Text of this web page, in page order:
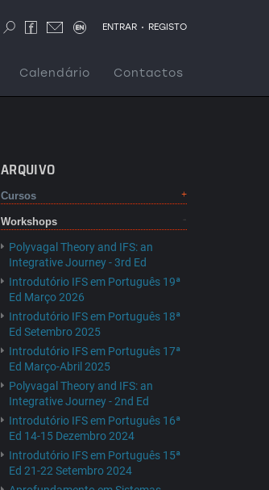
ENTRAR . REGISTO
Calendário Contactos
ARQUIVO
Cursos
Workshops
Polyvagal Theory and IFS: an
Integrative Journey - 3rd Ed
Introdutório IFS em Português 19ª
Ed Março 2026
Introdutório IFS em Português 18ª
Ed Setembro 2025
Introdutório IFS em Português 17ª
Ed Março-Abril 2025
Polyvagal Theory and IFS: an
Integrative Journey - 2nd Ed
Introdutório IFS em Português 16ª
Ed 14-15 Dezembro 2024
Introdutório IFS em Português 15ª
Ed 21-22 Setembro 2024